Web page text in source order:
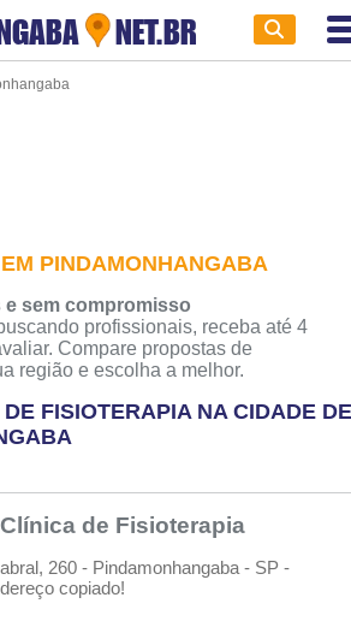
NET.BR
PINDAMONHANGABA
sem compromisso
profissionais, receba até 4
Compare propostas de
região e escolha a melhor.
FISIOTERAPIA NA CIDADE
de Fisioterapia
260 - Pindamonhangaba - SP -
copiado!